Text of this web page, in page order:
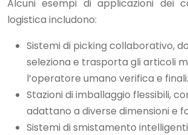
Alcuni esempi di applicazioni dei
logistica includono:
Sistemi di picking collaborativo,
seleziona e trasporta gli articoli
l’operatore umano verifica e
Stazioni di imballaggio flessibili,
adattano a diverse dimensioni e
Sistemi di smistamento